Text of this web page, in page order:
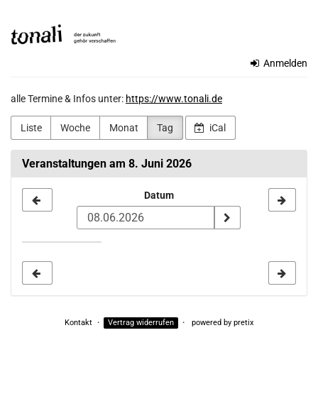
Haupt-
Inhalt
TONALi
Anmelden
alle Termine & Infos unter: https://www.tonali.de
Liste Woche Monat Tag iCal
Veranstaltungen am 8. Juni 2026
zur
Anzeige
Datum
Kontakt Vertrag widerrufen powered by pretix